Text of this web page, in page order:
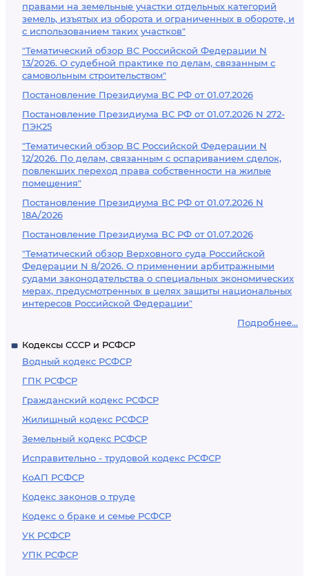
правами на земельные участки отдельных категорий
земель, изъятых из оборота и ограниченных в обороте, и
с использованием таких участков"
"Тематический обзор ВС Российской Федерации N
13/2026. О судебной практике по делам, связанным с
самовольным строительством"
Постановление Президиума ВС РФ от 01.07.2026
Постановление Президиума ВС РФ от 01.07.2026 N 272-
ПЭК25
"Тематический обзор ВС Российской Федерации N
12/2026. По делам, связанным с оспариванием сделок,
повлекших переход права собственности на жилые
помещения"
Постановление Президиума ВС РФ от 01.07.2026 N
18А/2026
Постановление Президиума ВС РФ от 01.07.2026
"Тематический обзор Верховного суда Российской
Федерации N 8/2026. О применении арбитражными
судами законодательства о специальных экономических
мерах, предусмотренных в целях защиты национальных
интересов Российской Федерации"
Подробнее...
Кодексы СССР и РСФСР
Водный кодекс РСФСР
ГПК РСФСР
Гражданский кодекс РСФСР
Жилищный кодекс РСФСР
Земельный кодекс РСФСР
Исправительно - трудовой кодекс РСФСР
КоАП РСФСР
Кодекс законов о труде
Кодекс о браке и семье РСФСР
УК РСФСР
УПК РСФСР